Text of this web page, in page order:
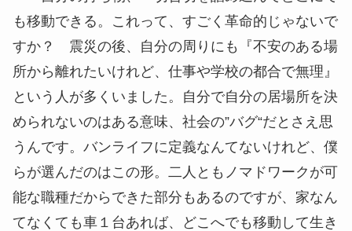
も移動できる。これって、すごく革命的じゃないで
すか？ 震災の後、自分の周りにも『不安のある場
所から離れたいけれど、仕事や学校の都合で無理』
という人が多くいました。自分で自分の居場所を決
められないのはある意味、社会の”バグ“だとさえ思
うんです。バンライフに定義なんてないけれど、僕
らが選んだのはこの形。二人ともノマドワークが可
能な職種だからできた部分もあるのですが、家なん
てなくても車１台あれば、どこへでも移動して生き